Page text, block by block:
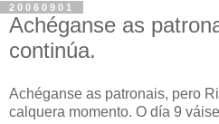
20060901
Achéganse as
continúa.
Achéganse as patronais, pero
calquera momento. O día 9